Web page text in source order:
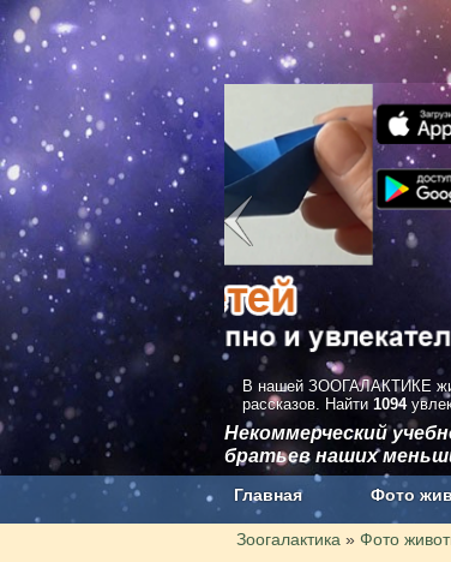
В нашей ЗООГАЛАКТИКЕ
рассказов. Найти 1094
Некоммерческий
братьев наших
Главная Фото
Наши приложения.
Зоогалактика » Фото